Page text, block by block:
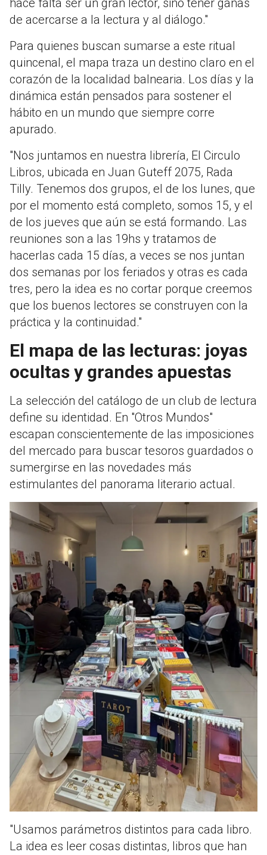
hace falta ser un gran lector, sino tener ganas
de acercarse a la lectura y al diálogo."
Para quienes buscan sumarse a este ritual
quincenal, el mapa traza un destino claro en el
corazón de la localidad balnearia. Los días y la
dinámica están pensados para sostener el
hábito en un mundo que siempre corre
apurado.
"Nos juntamos en nuestra librería, El Circulo
Libros, ubicada en Juan Guteff 2075, Rada
Tilly. Tenemos dos grupos, el de los lunes, que
por el momento está completo, somos 15, y el
de los jueves que aún se está formando. Las
reuniones son a las 19hs y tratamos de
hacerlas cada 15 días, a veces se nos juntan
dos semanas por los feriados y otras es cada
tres, pero la idea es no cortar porque creemos
que los buenos lectores se construyen con la
práctica y la continuidad."
El mapa de las lecturas: joyas
ocultas y grandes apuestas
La selección del catálogo de un club de lectura
define su identidad. En "Otros Mundos"
escapan conscientemente de las imposiciones
del mercado para buscar tesoros guardados o
sumergirse en las novedades más
estimulantes del panorama literario actual.
"Usamos parámetros distintos para cada libro.
La idea es leer cosas distintas, libros que han